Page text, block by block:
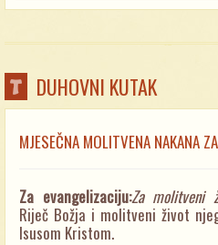
DUHOVNI KUTAK
MJESEČNA MOLITVENA NAKANA
Za evangelizaciju:Za molitveni
Riječ Božja i molitveni život
Isusom Kristom.